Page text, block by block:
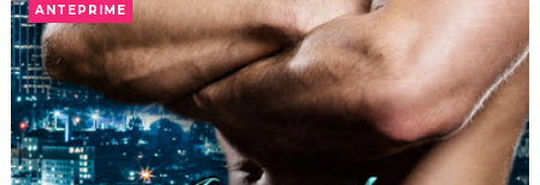
ANTEPRIME